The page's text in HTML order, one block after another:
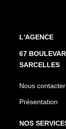
L'AGENCE
67
SARCELLES
Nous contacter
Présentation
NOS